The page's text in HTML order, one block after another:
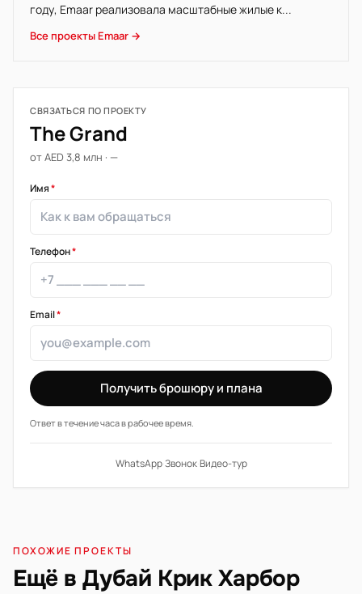
году, Emaar реализовала масштабные жилые к...
Все проекты Emaar →
СВЯЗАТЬСЯ ПО ПРОЕКТУ
The Grand
от AED 3,8 млн · —
Имя*
Телефон*
Email*
Получить брошюру и плана
Ответ в течение часа в рабочее время.
WhatsApp·Звонок·Видео-тур
ПОХОЖИЕ ПРОЕКТЫ
Ещё в Дубай Крик Харбор